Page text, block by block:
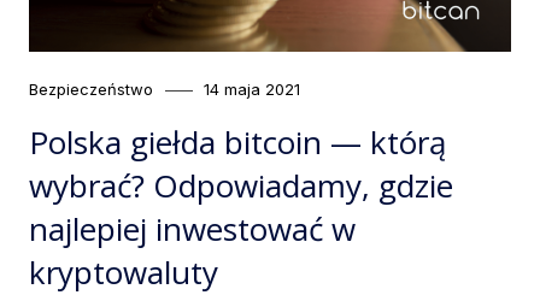
Category
Bezpieczeństwo
Posted
14 maja 2021
Polska giełda bitcoin — którą
wybrać? Odpowiadamy, gdzie
najlepiej inwestować w
kryptowaluty